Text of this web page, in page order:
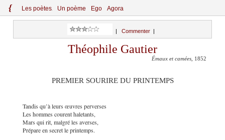
{ Les poètes Un poème Ego Agora
Commenter
Théophile Gautier
Émaux et camées , 1852
PREMIER SOURIRE DU PRINTEMPS
Tandis qu’à leurs œuvres perverses
Les hommes courent haletants,
Mars qui rit, malgré les averses,
Prépare en secret le printemps.